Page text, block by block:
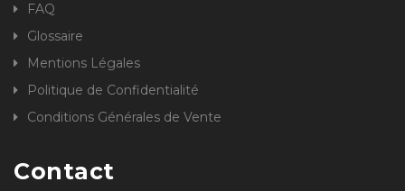
FAQ
Glossaire
Mentions Légales
Politique de Confidentialité
Conditions Générales de Vente
Contact